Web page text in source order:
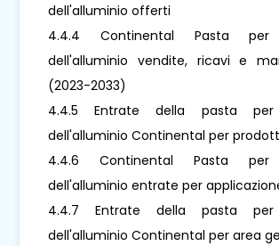
dell'alluminio offerti
4.4.4 Continental Pasta per
dell'alluminio vendite, ricavi e
(2023-2033)
4.4.5 Entrate della pasta per
dell'alluminio Continental per
4.4.6 Continental Pasta per
dell'alluminio entrate per
4.4.7 Entrate della pasta per
dell'alluminio Continental per area